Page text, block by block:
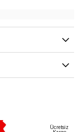
Ücretsiz